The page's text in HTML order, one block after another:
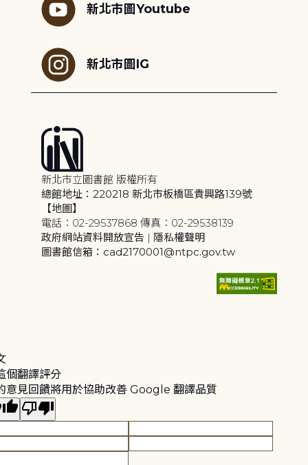
新北市圖Youtube
新北市圖IG
新北市立圖書館 版權所有
總館地址：220218 新北市板橋區貴興路139號
【地圖】
電話：02-29537868 傳真：02-29538139
政府網站資料開放宣告 | 隱私權聲明
圖書館信箱：cad2170001@ntpc.gov.tw
個翻譯評分
意見回饋將用於協助改善 Google 翻譯品質